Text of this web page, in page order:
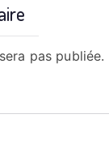
pas publiée.